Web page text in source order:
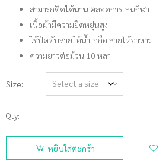
สามารถติดได้นาน ตลอดการเล่นกีฬา
เนื้อผ้ามีความยืดหยุ่นสูง
ใช้ปิดทับสายให้น้ำเกลือ สายให้อาหาร
ความยาวต่อม้วน 10 หลา
Size
Qty:
จำนวน
NEOTAPE
เทปกาวพัน หยิบใส่ตะกร้า